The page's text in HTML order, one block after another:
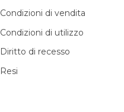
Condizioni di vendita
Condizioni di utilizzo
Diritto di recesso
Resi